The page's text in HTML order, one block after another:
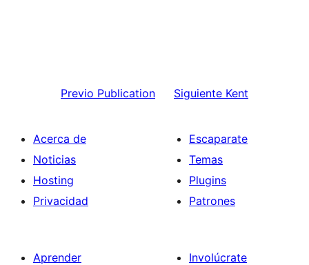
Previo Publication Siguiente Kent
Acerca de
Noticias
Hosting
Privacidad
Escaparate
Temas
Plugins
Patrones
Aprender
Involúcrate